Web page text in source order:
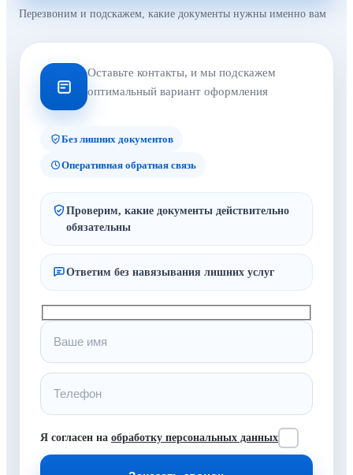
Перезвоним и подскажем, какие документы нужны именно вам
Оставьте контакты, и мы подскажем
оптимальный вариант оформления
Без лишних документов
Оперативная обратная связь
Проверим, какие документы действительно
обязательны
Ответим без навязывания лишних услуг
Я согласен на обработку персональных данных